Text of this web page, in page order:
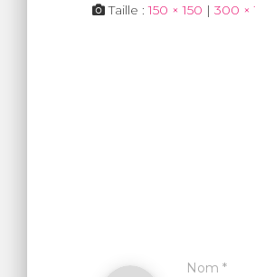
Taille :150 × 150 | 300 ×
Nom *